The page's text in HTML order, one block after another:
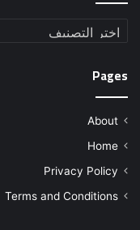
تصنيفات
Pages
About
Home
Privacy Policy
Terms and Conditions